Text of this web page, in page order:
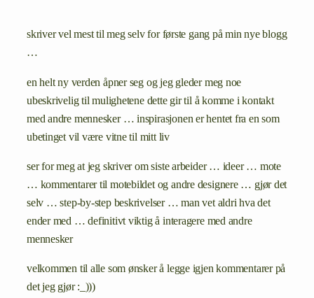
skriver vel mest til meg selv for første gang på min nye blogg
…
en helt ny verden åpner seg og jeg gleder meg noe
ubeskrivelig til mulighetene dette gir til å komme i kontakt
med andre mennesker … inspirasjonen er hentet fra en som
ubetinget vil være vitne til mitt liv
ser for meg at jeg skriver om siste arbeider … ideer … mote
… kommentarer til motebildet og andre designere … gjør det
selv … step-by-step beskrivelser … man vet aldri hva det
ender med … definitivt viktig å interagere med andre
mennesker
velkommen til alle som ønsker å legge igjen kommentarer på
det jeg gjør :_)))